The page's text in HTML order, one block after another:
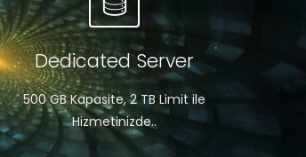
Dedicated Server
500 GB Kapasite, 2 TB Limit ile
Hizmetinizde..